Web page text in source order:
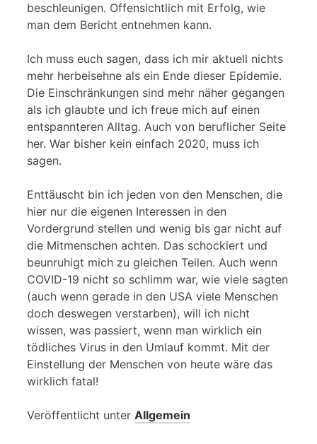
beschleunigen. Offensichtlich mit Erfolg, wie
man dem Bericht entnehmen kann.
Ich muss euch sagen, dass ich mir aktuell nichts
mehr herbeisehne als ein Ende dieser Epidemie.
Die Einschränkungen sind mehr näher gegangen
als ich glaubte und ich freue mich auf einen
entspannteren Alltag. Auch von beruflicher Seite
her. War bisher kein einfach 2020, muss ich
sagen.
Enttäuscht bin ich jeden von den Menschen, die
hier nur die eigenen Interessen in den
Vordergrund stellen und wenig bis gar nicht auf
die Mitmenschen achten. Das schockiert und
beunruhigt mich zu gleichen Teilen. Auch wenn
COVID-19 nicht so schlimm war, wie viele sagten
(auch wenn gerade in den USA viele Menschen
doch deswegen verstarben), will ich nicht
wissen, was passiert, wenn man wirklich ein
tödliches Virus in den Umlauf kommt. Mit der
Einstellung der Menschen von heute wäre das
wirklich fatal!
Veröffentlicht unter Allgemein